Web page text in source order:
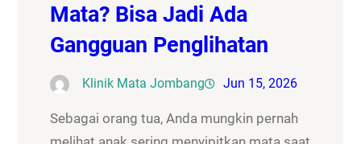
Mata? Bisa Jadi Ada
Gangguan Penglihatan
Klinik Mata Jombang Jun 15, 2026
Sebagai orang tua, Anda mungkin pernah